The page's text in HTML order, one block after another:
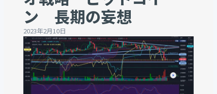
ン 長期の妄想
2023年2月10日